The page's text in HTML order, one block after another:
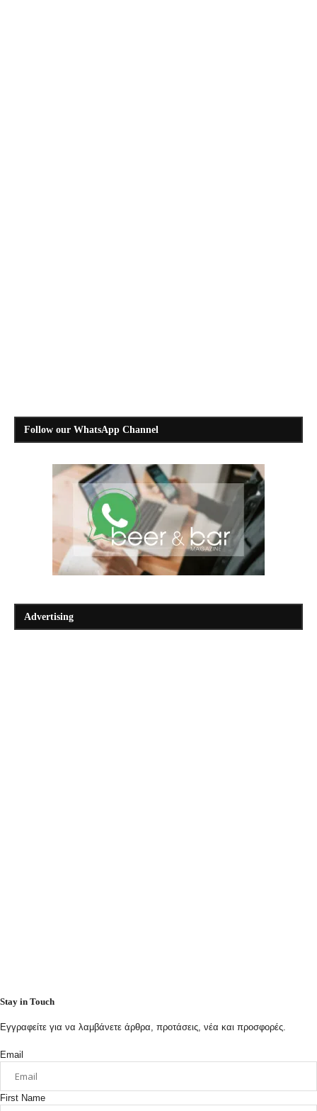
Follow our WhatsApp Channel
Advertising
Stay in Touch
Εγγραφείτε για να λαμβάνετε άρθρα, προτάσεις, νέα και προσφορές.
Email
First Name